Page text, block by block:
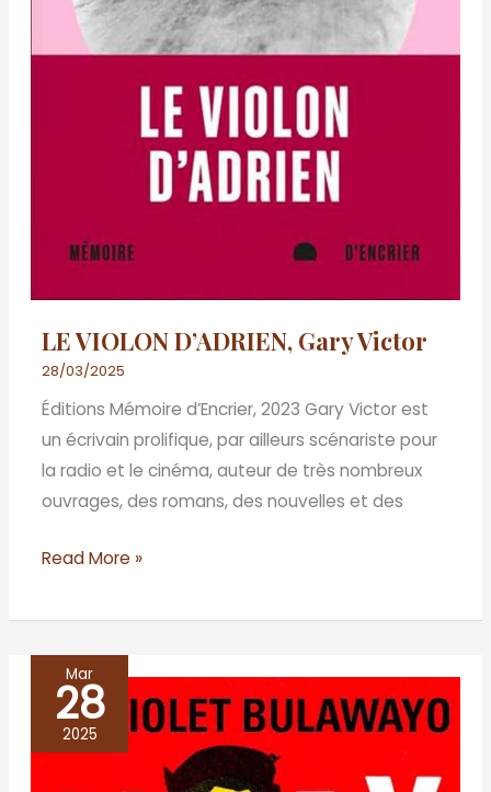
LE VIOLON D’ADRIEN, Gary Victor
28/03/2025
Éditions Mémoire d’Encrier, 2023 Gary Victor est
un écrivain prolifique, par ailleurs scénariste pour
la radio et le cinéma, auteur de très nombreux
ouvrages, des romans, des nouvelles et des
Read More »
Mar
28
2025
GLORY,
NoViolet